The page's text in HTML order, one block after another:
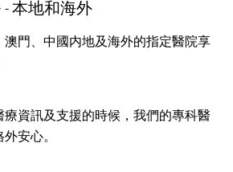
本地和海外
澳門、中國内地及海外的指定醫院享
療資訊及支援的時候，我們的專科醫
安心。